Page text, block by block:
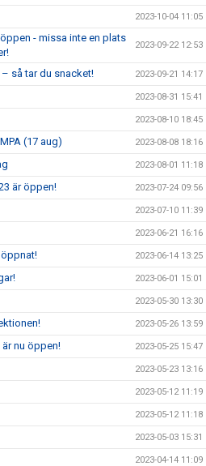
2023-10-04 11:05
- missa inte en plats
2023-09-22 12:53
så tar du snacket! 2023-09-21 14:17
2023-08-31 15:41
2023-08-10 18:45
(17 aug) 2023-08-08 18:16
2023-08-01 11:18
är öppen! 2023-07-24 09:56
2023-07-10 11:39
2023-06-21 16:16
2023-06-14 13:25
2023-06-01 15:01
2023-05-30 13:30
2023-05-26 13:59
nu öppen! 2023-05-25 15:47
2023-05-23 13:16
2023-05-12 11:19
2023-05-12 11:18
2023-05-03 15:31
2023-04-14 11:09